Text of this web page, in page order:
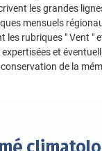
les grandes
mensuels
les rubriques " Vent "
et
de la